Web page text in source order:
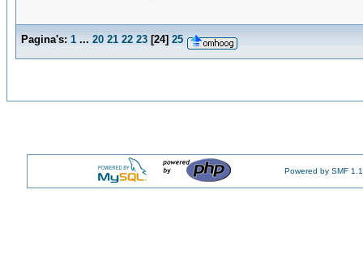
Pagina's: 1 ... 20 21 22 23 [24] 25
Powered by SMF